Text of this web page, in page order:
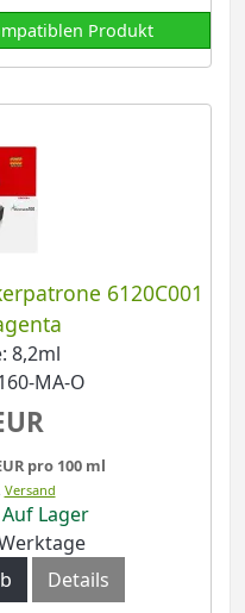
Produkt
6120C001
8,2ml
MA-O
pro 100 ml
Versand
Auf Lager
Details